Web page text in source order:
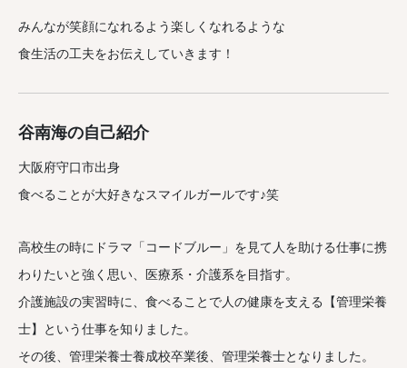
みんなが笑顔になれるよう楽しくなれるような
食生活の工夫をお伝えしていきます！
谷南海の自己紹介
大阪府守口市出身
食べることが大好きなスマイルガールです♪笑
高校生の時にドラマ「コードブルー」を見て人を助ける仕事に携
わりたいと強く思い、医療系・介護系を目指す。
介護施設の実習時に、食べることで人の健康を支える【管理栄養
士】という仕事を知りました。
その後、管理栄養士養成校卒業後、管理栄養士となりました。